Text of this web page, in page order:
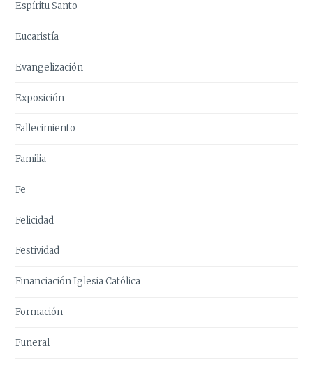
Espíritu Santo
Eucaristía
Evangelización
Exposición
Fallecimiento
Familia
Fe
Felicidad
Festividad
Financiación Iglesia Católica
Formación
Funeral